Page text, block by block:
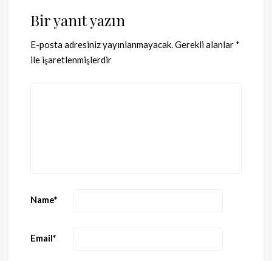
Bir yanıt yazın
E-posta adresiniz yayınlanmayacak.Gerekli alanlar *
ile işaretlenmişlerdir
Name*
Email*